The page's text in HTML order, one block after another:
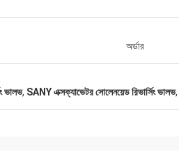
অর্ডার
ভালভ, SANY এক্সক্যাভেটর সোলেনয়েড রিভার্সিং ভালভ,